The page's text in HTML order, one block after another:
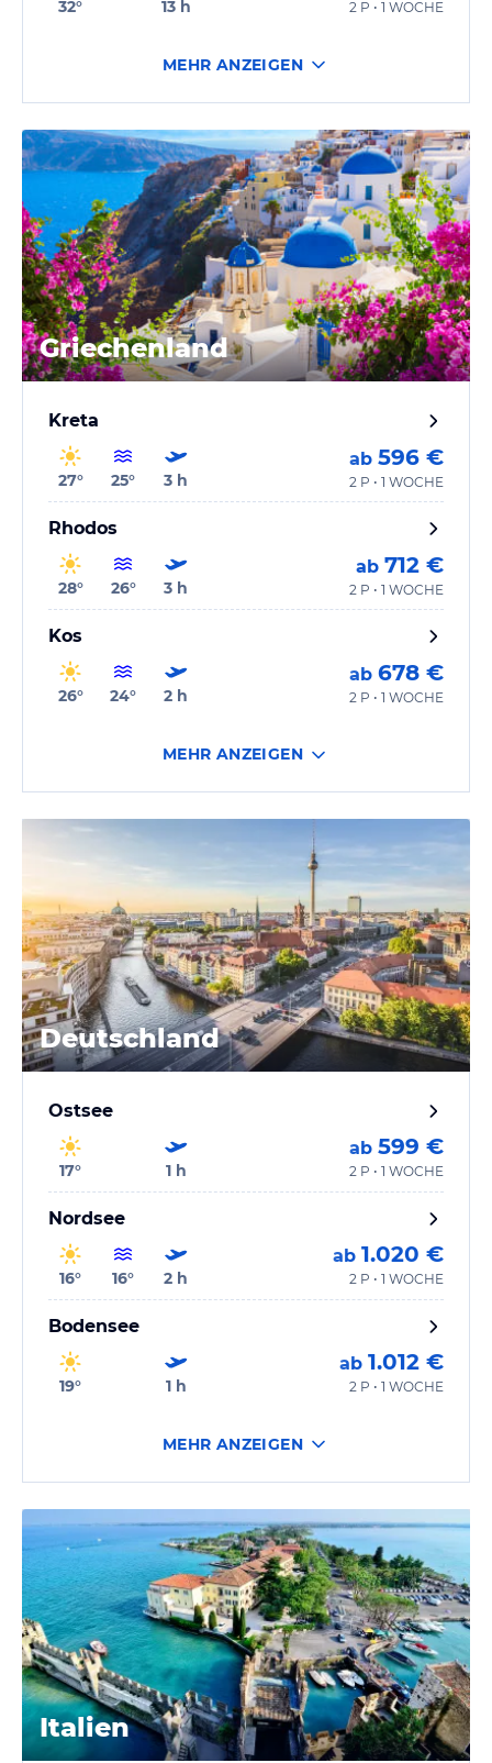
32° 13h 2 P • 1 WOCHE
MEHR ANZEIGEN
Griechenland
Kreta
27° 25° 3 h
ab 596 €
2 P • 1 WOCHE
Rhodos
28° 26° 3 h
ab 712 €
2 P • 1 WOCHE
Kos
26° 24° 2 h
ab 678 €
2 P • 1 WOCHE
MEHR ANZEIGEN
Deutschland
Ostsee
17° 1h
ab 599 €
2 P • 1 WOCHE
Nordsee
16° 16° 2 h
ab 1.020 €
2 P • 1 WOCHE
Bodensee
19° 1h
ab 1.012 €
2 P • 1 WOCHE
MEHR ANZEIGEN
Italien